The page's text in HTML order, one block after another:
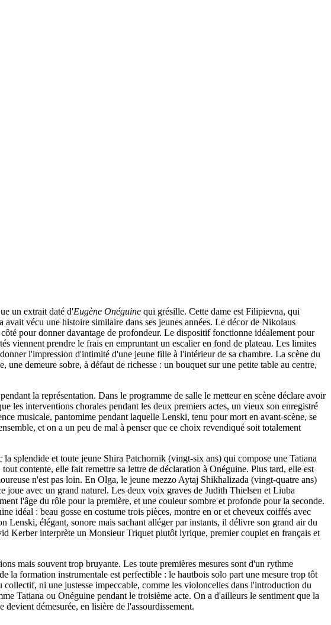
un extrait daté d'Eugène Onéguine qui grésille. Cette dame est Filipievna, qui
vécu une histoire similaire dans ses jeunes années. Le décor de Nikolaus
pour donner davantage de profondeur. Le dispositif fonctionne idéalement pour
viennent prendre le frais en empruntant un escalier en fond de plateau. Les limites
l'impression d'intimité d'une jeune fille à l'intérieur de sa chambre. La scène du
demeure sobre, à défaut de richesse : un bouquet sur une petite table au centre,
la représentation. Dans le programme de salle le metteur en scène déclare avoir
les interventions chorales pendant les deux premiers actes, un vieux son enregistré
musicale, pantomime pendant laquelle Lenski, tenu pour mort en avant-scène, se
et on a un peu de mal à penser que ce choix revendiqué soit totalement
splendide et toute jeune Shira Patchornik (vingt-six ans) qui compose une Tatiana
contente, elle fait remettre sa lettre de déclaration à Onéguine. Plus tard, elle est
n'est pas loin. En Olga, le jeune mezzo Aytaj Shikhalizada (vingt-quatre ans)
joue avec un grand naturel. Les deux voix graves de Judith Thielsen et Liuba
l'âge du rôle pour la première, et une couleur sombre et profonde pour la seconde.
idéal : beau gosse en costume trois pièces, montre en or et cheveux coiffés avec
élégant, sonore mais sachant alléger par instants, il délivre son grand air du
Kerber interprète un Monsieur Triquet plutôt lyrique, premier couplet en français et
mais souvent trop bruyante. Les toute premières mesures sont d'un rythme
la formation instrumentale est perfectible : le hautbois solo part une mesure trop tôt
ni une justesse impeccable, comme les violoncelles dans l'introduction du
Tatiana ou Onéguine pendant le troisième acte. On a d'ailleurs le sentiment que la
démesurée, en lisière de l'assourdissement.